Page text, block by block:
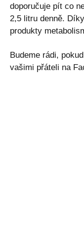
doporučuje pít co
2,5 litru denně.
produkty
Budeme rádi,
vašimi přáteli na